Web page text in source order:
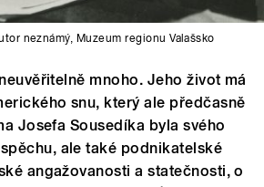
neznámý, Muzeum regionu Valašsko
mnoho. Jeho život má
snu, který ale předčasně
Josefa Sousedíka byla svého
ale také podnikatelské
angažovanosti a statečnosti, o